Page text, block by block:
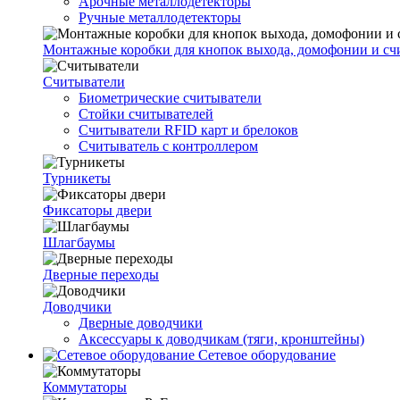
Ручные металлодетекторы
Монтажные коробки для кнопок выхода, домофонии и
Считыватели
Биометрические считыватели
Стойки считывателей
Считыватели RFID карт и брелоков
Считыватель с контроллером
Турникеты
Фиксаторы двери
Шлагбаумы
Дверные переходы
Доводчики
Дверные доводчики
Аксессуары к доводчикам (тяги, кронштейны)
Сетевое оборудование
Коммутаторы